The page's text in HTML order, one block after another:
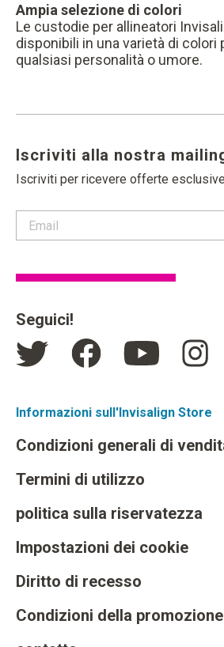
Ampia selezione di colori
Le custodie per allineatori
disponibili in una varietà di colori
qualsiasi personalità o umore.
Iscriviti alla nostra
Iscriviti per ricevere offerte
contact email label
Seguici!
Informazioni sull'Invisalign Store
Condizioni generali di
Termini di utilizzo
politica sulla riservatezza
Impostazioni dei cookie
Diritto di recesso
Condizioni della promozione